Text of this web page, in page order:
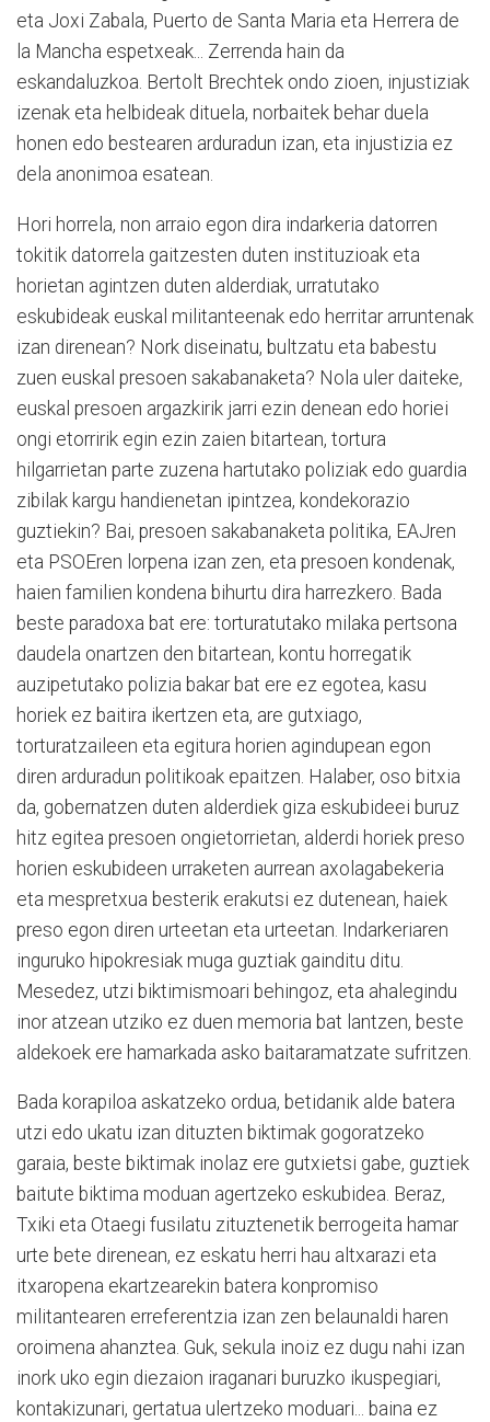
eta Joxi Zabala, Puerto de Santa Maria eta Herrera de
la Mancha espetxeak... Zerrenda hain da
eskandaluzkoa. Bertolt Brechtek ondo zioen, injustiziak
izenak eta helbideak dituela, norbaitek behar duela
honen edo bestearen arduradun izan, eta injustizia ez
dela anonimoa esatean.
Hori horrela, non arraio egon dira indarkeria datorren
tokitik datorrela gaitzesten duten instituzioak eta
horietan agintzen duten alderdiak, urratutako
eskubideak euskal militanteenak edo herritar arruntenak
izan direnean? Nork diseinatu, bultzatu eta babestu
zuen euskal presoen sakabanaketa? Nola uler daiteke,
euskal presoen argazkirik jarri ezin denean edo horiei
ongi etorririk egin ezin zaien bitartean, tortura
hilgarrietan parte zuzena hartutako poliziak edo guardia
zibilak kargu handienetan ipintzea, kondekorazio
guztiekin? Bai, presoen sakabanaketa politika, EAJren
eta PSOEren lorpena izan zen, eta presoen kondenak,
haien familien kondena bihurtu dira harrezkero. Bada
beste paradoxa bat ere: torturatutako milaka pertsona
daudela onartzen den bitartean, kontu horregatik
auzipetutako polizia bakar bat ere ez egotea, kasu
horiek ez baitira ikertzen eta, are gutxiago,
torturatzaileen eta egitura horien agindupean egon
diren arduradun politikoak epaitzen. Halaber, oso bitxia
da, gobernatzen duten alderdiek giza eskubideei buruz
hitz egitea presoen ongietorrietan, alderdi horiek preso
horien eskubideen urraketen aurrean axolagabekeria
eta mespretxua besterik erakutsi ez dutenean, haiek
preso egon diren urteetan eta urteetan. Indarkeriaren
inguruko hipokresiak muga guztiak gainditu ditu.
Mesedez, utzi biktimismoari behingoz, eta ahalegindu
inor atzean utziko ez duen memoria bat lantzen, beste
aldekoek ere hamarkada asko baitaramatzate sufritzen.
Bada korapiloa askatzeko ordua, betidanik alde batera
utzi edo ukatu izan dituzten biktimak gogoratzeko
garaia, beste biktimak inolaz ere gutxietsi gabe, guztiek
baitute biktima moduan agertzeko eskubidea. Beraz,
Txiki eta Otaegi fusilatu zituztenetik berrogeita hamar
urte bete direnean, ez eskatu herri hau altxarazi eta
itxaropena ekartzearekin batera konpromiso
militantearen erreferentzia izan zen belaunaldi haren
oroimena ahanztea. Guk, sekula inoiz ez dugu nahi izan
inork uko egin diezaion iraganari buruzko ikuspegiari,
kontakizunari, gertatua ulertzeko moduari... baina ez